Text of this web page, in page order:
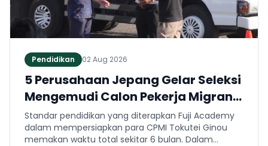
Pendidikan 02 Aug 2026
5 Perusahaan Jepang Gelar Seleksi
Mengemudi Calon Pekerja Migran
Jembrana
Standar pendidikan yang diterapkan Fuji Academy
dalam mempersiapkan para CPMI Tokutei Ginou
memakan waktu total sekitar 6 bulan. Dalam